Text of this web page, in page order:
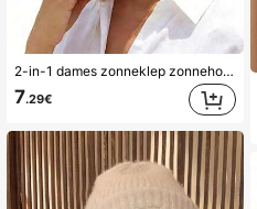
2-in-1 dames zonneklep zonnehoed met rits, paardenstaartvriendelijk, lichtgewicht en sneldrogend, UV-bescherming voor de zomer, 1/2 stuks set
7.29€